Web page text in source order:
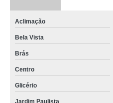
Aclimação
Bela Vista
Brás
Centro
Glicério
Jardim Paulista